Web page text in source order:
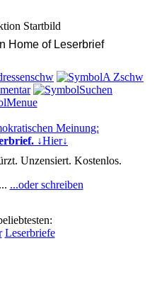
Home of Leserbrief
Meinung:
↓Hier↓
Unzensiert. Kostenlos.
...oder schreiben
Leserbriefe